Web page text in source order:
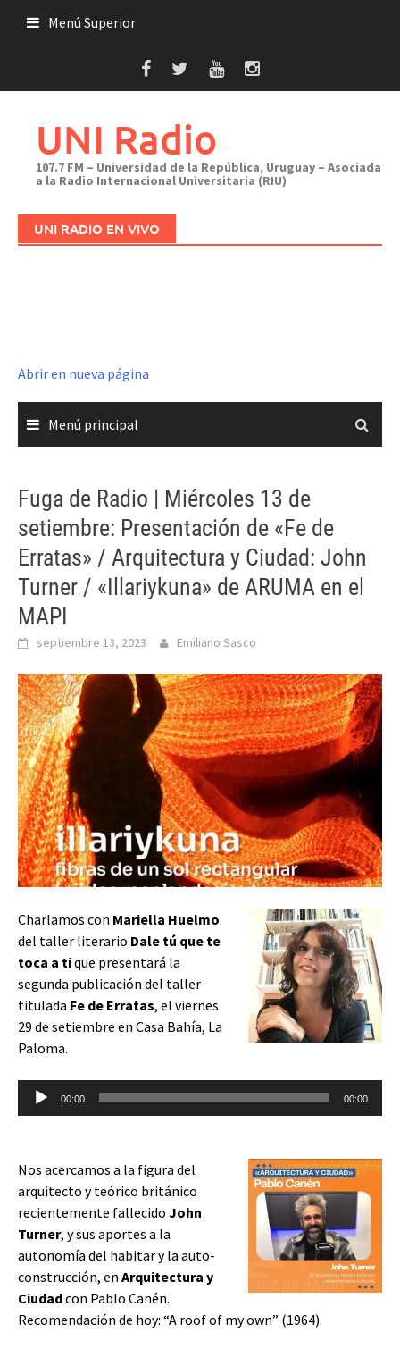
Menú Superior
UNI Radio
107.7 FM – Universidad de la República, Uruguay – Asociada
a la Radio Internacional Universitaria (RIU)
UNI RADIO EN VIVO
Abrir en nueva página
Menú principal
Fuga de Radio | Miércoles 13 de
setiembre: Presentación de «Fe de
Erratas» / Arquitectura y Ciudad: John
Turner / «Illariykuna» de ARUMA en el
MAPI
septiembre 13, 2023 Emiliano Sasco
Charlamos con Mariella Huelmo
del taller literario Dale tú que te
toca a tique presentará la
segunda publicación del taller
titulada Fe de Erratas, el viernes
29 de setiembre en Casa Bahía, La
Paloma.
Reproductor
00:00 00:00
Nos acercamos a la figura del
arquitecto y teórico británico
recientemente fallecido John
Turner, y sus aportes a la
autonomía del habitar y la auto-
construcción, en Arquitectura y
Ciudadcon Pablo Canén.
Recomendación de hoy: “A roof of my own” (1964).